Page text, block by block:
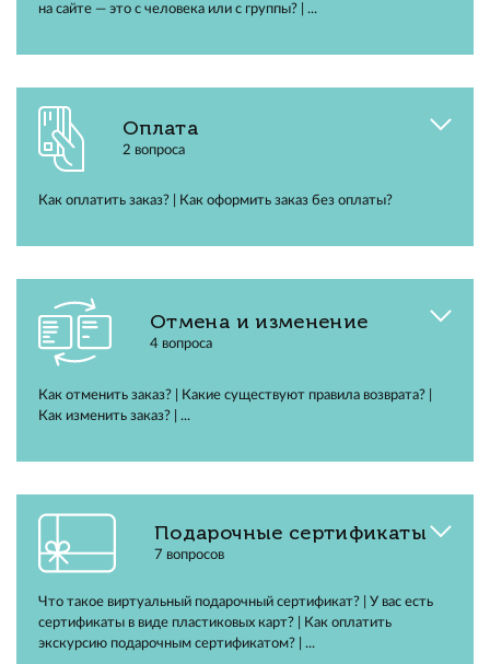
на сайте — это с человека или с группы? | ...
Оплата
2 вопроса
Как оплатить заказ? | Как оформить заказ без оплаты?
Отмена и изменение
4 вопроса
Как отменить заказ? | Какие существуют правила возврата? |
Как изменить заказ? | ...
Подарочные сертификаты
7 вопросов
Что такое виртуальный подарочный сертификат? | У вас есть
сертификаты в виде пластиковых карт? | Как оплатить
экскурсию подарочным сертификатом? | ...